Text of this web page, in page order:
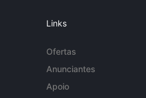
Links
Ofertas
Anunciantes
Apoio